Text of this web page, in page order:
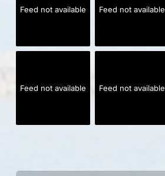
Feed not available Feed not available
Feed not available Feed not available